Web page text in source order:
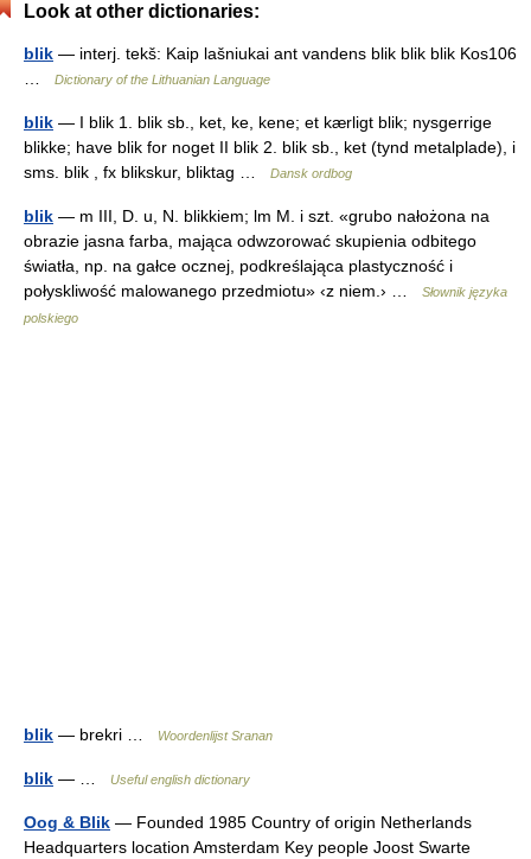
Look at other dictionaries:
blik — interj. tekš: Kaip lašniukai ant vandens blik blik blik Kos106
Dictionary of the Lithuanian Language
blik — I blik 1. blik sb., ket, ke, kene; et kærligt blik; nysgerrige
blikke; have blik for noget II blik 2. blik sb., ket (tynd metalplade), i
sms. blik , fx blikskur, bliktag …
Dansk ordbog
blik — m III, D. u, N. blikkiem; lm M. i szt. «grubo nałożona na
obrazie jasna farba, mająca odwzorować skupienia odbitego
światła, np. na gałce ocznej, podkreślająca plastyczność i
połyskliwość malowanego przedmiotu» ‹z niem.› …
Słownik języka
polskiego
blik — brekri … Woordenlijst Sranan
blik — … Useful english dictionary
Oog & Blik — Founded 1985 Country of origin Netherlands
Headquarters location Amsterdam Key people Joost Swarte